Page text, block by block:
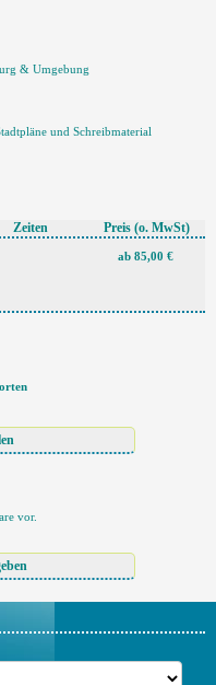
& Umgebung
und Schreibmaterial
Zeiten Preis (o. MwSt)
ab 85,00 €
vor.